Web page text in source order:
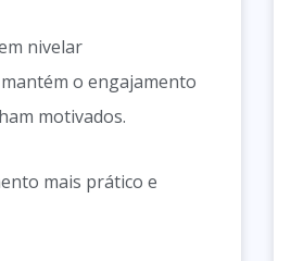
nivelar
o engajamento
motivados.
mais prático e